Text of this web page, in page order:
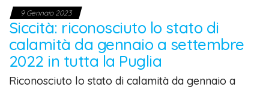
9 Gennaio 2023
Siccità: riconosciuto lo stato di
calamità da gennaio a settembre
2022 in tutta la Puglia
Riconosciuto lo stato di calamità da gennaio a